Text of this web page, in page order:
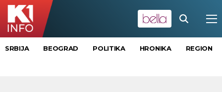
SRBIJA BEOGRAD POLITIKA HRONIKA REGION